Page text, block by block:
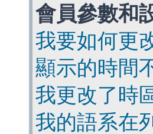
會員參數和
我要如何更
顯示的時間
我更改了時
我的語系在